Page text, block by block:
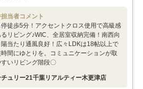
当者コメント
徒歩5分！アクセントクロス使用で高級感
リビング♪WIC、全居室収納完備！南西向
陽当たり通風良好！広々LDKは18帖以上で
間にゆとりを。コミュニケーションが取
すいリビング階段〇
ュリー21千葉リアルティー木更津店